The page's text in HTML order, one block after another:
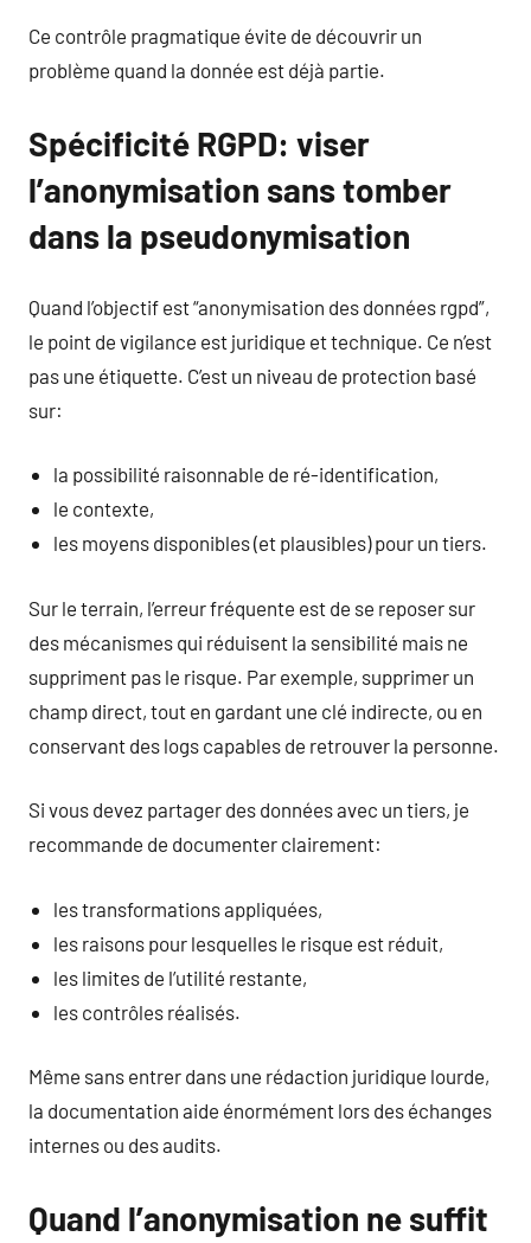
Ce contrôle pragmatique évite de découvrir un
problème quand la donnée est déjà partie.
Spécificité RGPD: viser
l’anonymisation sans tomber
dans la pseudonymisation
Quand l’objectif est “anonymisation des données rgpd”,
le point de vigilance est juridique et technique. Ce n’est
pas une étiquette. C’est un niveau de protection basé
sur:
la possibilité raisonnable de ré-identification,
le contexte,
les moyens disponibles (et plausibles) pour un tiers.
Sur le terrain, l’erreur fréquente est de se reposer sur
des mécanismes qui réduisent la sensibilité mais ne
suppriment pas le risque. Par exemple, supprimer un
champ direct, tout en gardant une clé indirecte, ou en
conservant des logs capables de retrouver la personne.
Si vous devez partager des données avec un tiers, je
recommande de documenter clairement:
les transformations appliquées,
les raisons pour lesquelles le risque est réduit,
les limites de l’utilité restante,
les contrôles réalisés.
Même sans entrer dans une rédaction juridique lourde,
la documentation aide énormément lors des échanges
internes ou des audits.
Quand l’anonymisation ne suffit